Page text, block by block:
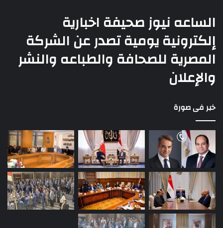
الساعه نيوز صحيفة اخبارية
إلكترونية يومية تصدر عن الشركة
المصرية للصحافة والطباعه والنشر
والإعلان
خبر فى صورة